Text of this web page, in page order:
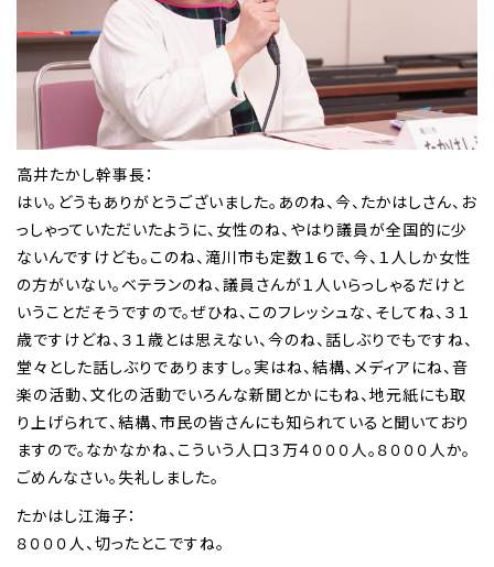
高井たかし幹事長：
はい。どうもありがとうございました。あのね、今、たかはしさん、お
っしゃっていただいたように、女性のね、やはり議員が全国的に少
ないんですけども。このね、滝川市も定数１６で、今、１人しか女性
の方がいない。ベテランのね、議員さんが１人いらっしゃるだけと
いうことだそうですので。ぜひね、このフレッシュな、そしてね、３１
歳ですけどね、３１歳とは思えない、今のね、話しぶりでもですね、
堂々とした話しぶりでありますし。実はね、結構、メディアにね、音
楽の活動、文化の活動でいろんな新聞とかにもね、地元紙にも取
り上げられて、結構、市民の皆さんにも知られていると聞いており
ますので。なかなかね、こういう人口３万４０００人。８０００人か。
ごめんなさい。失礼しました。
たかはし江海子：
８０００人、切ったとこですね。